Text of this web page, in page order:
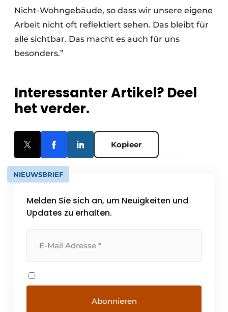
Nicht-Wohngebäude, so dass wir unsere eigene
Arbeit nicht oft reflektiert sehen. Das bleibt für
alle sichtbar. Das macht es auch für uns
besonders.”
Interessanter Artikel? Deel
het verder.
Kopieer
NIEUWSBRIEF
Melden Sie sich an, um Neuigkeiten und
Updates zu erhalten.